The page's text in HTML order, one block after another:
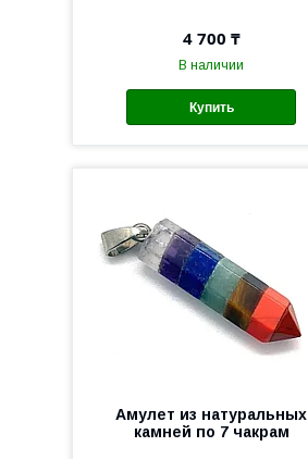
4 700 ₸
В наличии
Купить
Амулет из натуральных
камней по 7 чакрам